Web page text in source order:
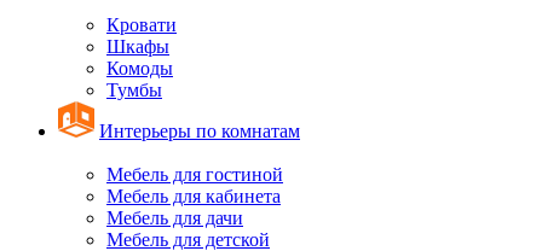
Кровати
Шкафы
Комоды
Тумбы
Интерьеры по комнатам
Мебель для гостиной
Мебель для кабинета
Мебель для дачи
Мебель для детской